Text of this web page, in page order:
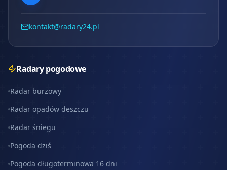
kontakt@radary24.pl
Radary pogodowe
Radar burzowy
Radar opadów deszczu
Radar śniegu
Pogoda dziś
Pogoda długoterminowa 16 dni